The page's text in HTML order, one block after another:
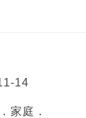
14
家庭．